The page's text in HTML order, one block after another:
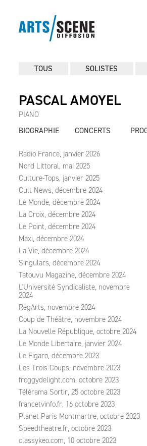
TOUS SOLISTES
PASCAL AMOYEL
PIANO
BIOGRAPHIE
CONCERTS
Radio France, janvier 2026
Nord Littoral, mai 2025
Culture-Tops, janvier 2025
Cult News, décembre 2024
Le Monde, décembre 2024
La Croix, décembre 2024
Le Point, décembre 2024
Maxi, décembre 2024
La Vie, décembre 2024
Singulars, décembre 2024
Tatouvu Magazine, décembre 2024
L'Université Syndicaliste, novembre
2024
RegArts, novembre 2024
Coup de Théâtre, novembre 2024
La Nouvelle République, octobre 2024
Le Monde Libertaire, janvier 2024
Le Figaro, décembre 2023
Les Trois Coups, novembre 2023
froggydelight.com, octobre 2023
Télérama Sortir, 25 octobre 2023
francetvinfo.fr, 16 octobre 2023
Planet Paris Montmartre, octobre 2023
Speedtheatre.fr, octobre 2023
classykeo.com, 10 octobre 2023